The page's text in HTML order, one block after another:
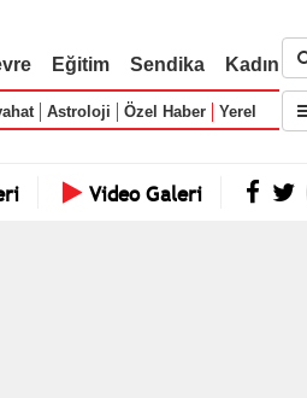
Eğitim Sendika Kadın
Astroloji Özel Haber Yerel
Video Galeri